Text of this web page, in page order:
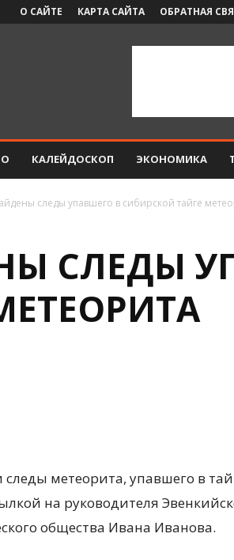
О САЙТЕ КАРТА САЙТА ОБРАТНАЯ
КАЛЕЙДОСКОП ЭКОНОМИКА
следы упавшего в сибирской тайге
СЛЕДЫ
метеорита, упавшего в
на руководителя
общества Ивана Иванова.